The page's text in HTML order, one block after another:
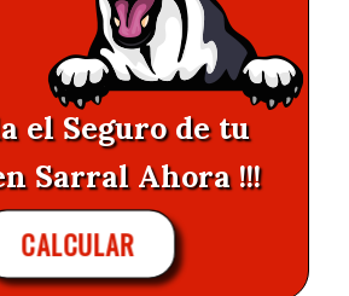
el Seguro de tu
Sarral Ahora !!!
CALCULAR